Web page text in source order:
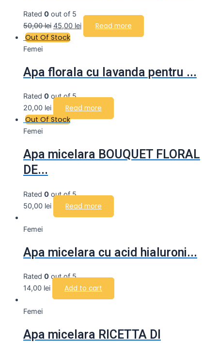
Rated 0 out of 5
50,00lei 45,00 lei Read more
Out Of Stock
Femei
Apa florala cu lavanda pentru ...
Rated 0 out of 5
20,00 lei Read more
Out Of Stock
Femei
Apa micelara BOUQUET FLORAL
DE...
Rated 0 out of 5
50,00 lei Read more
Femei
Apa micelara cu acid hialuroni...
Rated 0 out of 5
14,00 lei Add to cart
Femei
Apa micelara RICETTA DI